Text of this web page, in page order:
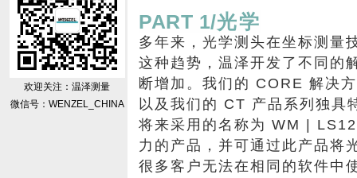
欢迎关注：温泽测量
微信号：WENZEL_CHINA
PART 1/光学
多年来，光学测头在坐标测量
这种趋势，温泽开发了不同的
断增加。我们的 CORE 解决
以及我们的 CT 产品系列独
将来采用的名称为 WM |
力的产品，并可通过此产品将
很多客户无法在相同的软件中